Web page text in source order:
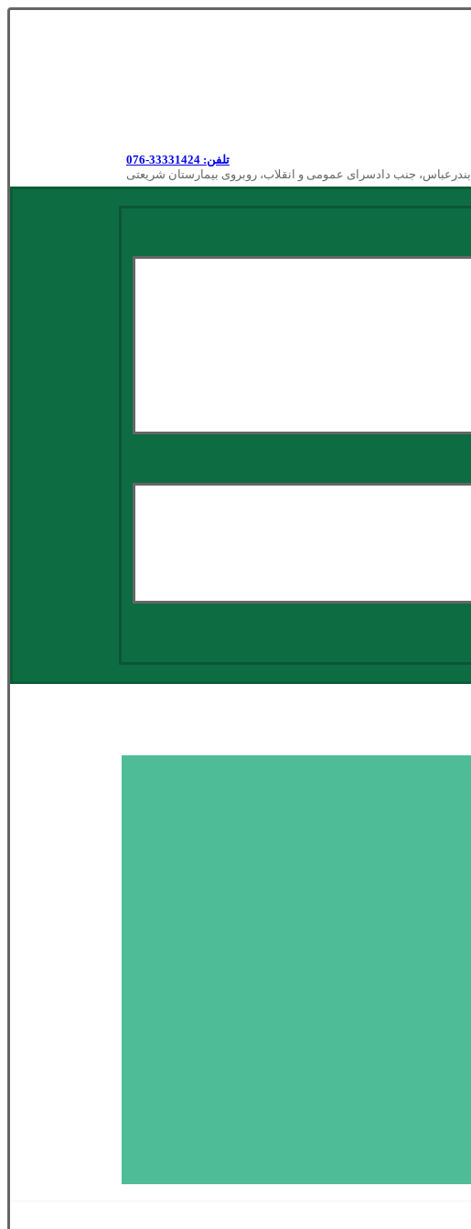
تلفن: 33331424-076
بندرعباس، جنب دادسرای عمومی و انقلاب، روبروی بیمارستان شریعتی